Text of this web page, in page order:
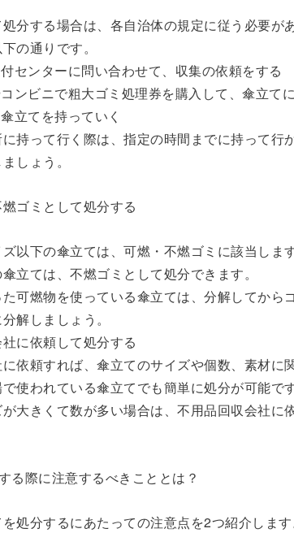
分する場合は、各自治体の規定に従う必要があ
の通りです。
センターに問い合わせて、収集の依頼をする
ンビニで粗大ゴミ処理券を購入して、傘立て
立てを持っていく
持って行く際は、指定の時間までに持って行
しょう。
ゴミとして処分する
以下の傘立ては、可燃・不燃ゴミに該当します
立ては、不燃ゴミとして処分できます。
可燃物を使っている傘立ては、分解してから
解しましょう。
に依頼して処分する
依頼すれば、傘立てのサイズや個数、素材に
使われている傘立てでも簡単に処分が可能です
大きくて数が多い場合は、不用品回収会社に
る際に注意するべきこととは？
処分するにあたっての注意点を2つ紹介します